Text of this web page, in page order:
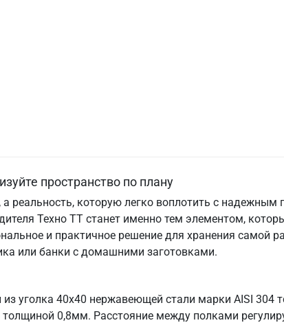
пространство по плану
реальность, которую легко воплотить с
Техно ТТ станет именно тем элементом,
и практичное решение для хранения самой
или банки с домашними заготовками.
из уголка 40х40 нержавеющей стали марки AISI
0,8мм. Расстояние между полками